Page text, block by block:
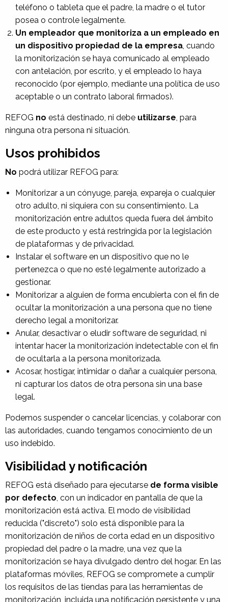
teléfono o tableta que el padre, la madre o el tutor
posea o controle legalmente.
Un empleador que monitoriza a un empleado en
un dispositivo propiedad de la empresa, cuando
la monitorización se haya comunicado al empleado
con antelación, por escrito, y el empleado lo haya
reconocido (por ejemplo, mediante una política de uso
aceptable o un contrato laboral firmados).
REFOG no está destinado, ni debe utilizarse, para
ninguna otra persona ni situación.
Usos prohibidos
No podrá utilizar REFOG para:
Monitorizar a un cónyuge, pareja, expareja o cualquier
otro adulto, ni siquiera con su consentimiento. La
monitorización entre adultos queda fuera del ámbito
de este producto y está restringida por la legislación
de plataformas y de privacidad.
Instalar el software en un dispositivo que no le
pertenezca o que no esté legalmente autorizado a
gestionar.
Monitorizar a alguien de forma encubierta con el fin de
ocultar la monitorización a una persona que no tiene
derecho legal a monitorizar.
Anular, desactivar o eludir software de seguridad, ni
intentar hacer la monitorización indetectable con el fin
de ocultarla a la persona monitorizada.
Acosar, hostigar, intimidar o dañar a cualquier persona,
ni capturar los datos de otra persona sin una base
legal.
Podemos suspender o cancelar licencias, y colaborar con
las autoridades, cuando tengamos conocimiento de un
uso indebido.
Visibilidad y notificación
REFOG está diseñado para ejecutarse de forma visible
por defecto, con un indicador en pantalla de que la
monitorización está activa. El modo de visibilidad
reducida ("discreto") solo está disponible para la
monitorización de niños de corta edad en un dispositivo
propiedad del padre o la madre, una vez que la
monitorización se haya divulgado dentro del hogar. En las
plataformas móviles, REFOG se compromete a cumplir
los requisitos de las tiendas para las herramientas de
monitorización, incluida una notificación persistente y una